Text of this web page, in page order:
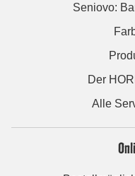
Seniovo:
Der
Alle